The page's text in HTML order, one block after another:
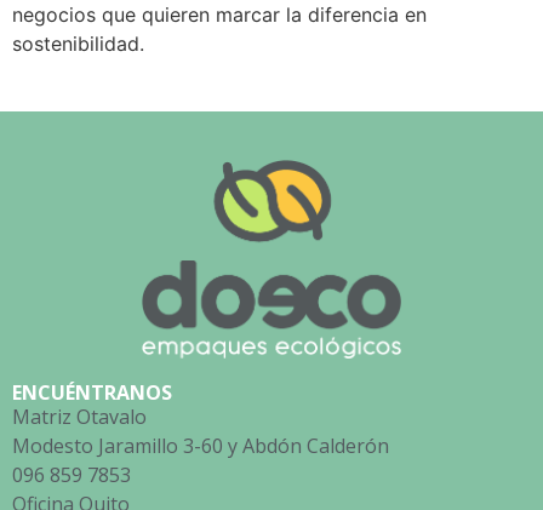
negocios que quieren marcar la diferencia en
sostenibilidad.
ENCUÉNTRANOS
Matriz Otavalo
Modesto Jaramillo 3-60 y Abdón Calderón
096 859 7853
Oficina Quito